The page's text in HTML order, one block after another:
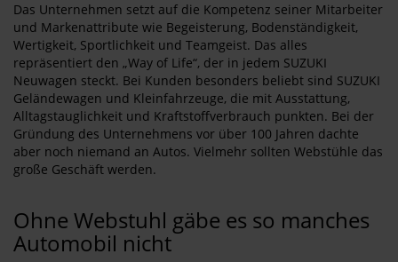
Das Unternehmen setzt auf die Kompetenz seiner Mitarbeiter
und Markenattribute wie Begeisterung, Bodenständigkeit,
Wertigkeit, Sportlichkeit und Teamgeist. Das alles
repräsentiert den „Way of Life“, der in jedem SUZUKI
Neuwagen steckt. Bei Kunden besonders beliebt sind SUZUKI
Geländewagen und Kleinfahrzeuge, die mit Ausstattung,
Alltagstauglichkeit und Kraftstoffverbrauch punkten. Bei der
Gründung des Unternehmens vor über 100 Jahren dachte
aber noch niemand an Autos. Vielmehr sollten Webstühle das
große Geschäft werden.
Ohne Webstuhl gäbe es so manches
Automobil nicht